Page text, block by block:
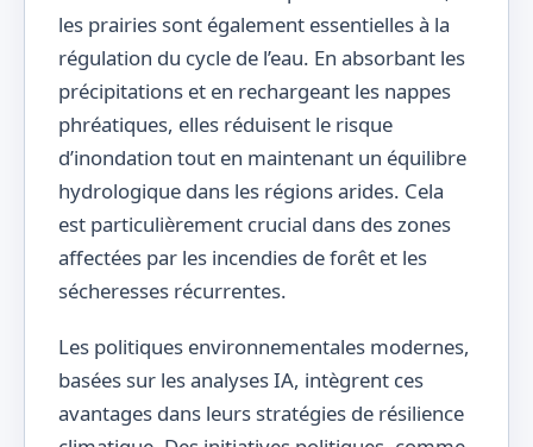
les prairies sont également essentielles à la
régulation du cycle de l’eau. En absorbant les
précipitations et en rechargeant les nappes
phréatiques, elles réduisent le risque
d’inondation tout en maintenant un équilibre
hydrologique dans les régions arides. Cela
est particulièrement crucial dans des zones
affectées par les incendies de forêt et les
sécheresses récurrentes.
Les politiques environnementales modernes,
basées sur les analyses IA, intègrent ces
avantages dans leurs stratégies de résilience